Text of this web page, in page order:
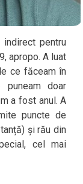
pentru
apropo. A luat
ce făceam în
doar
a fost anul. A
puncte de
și rău din
cel mai